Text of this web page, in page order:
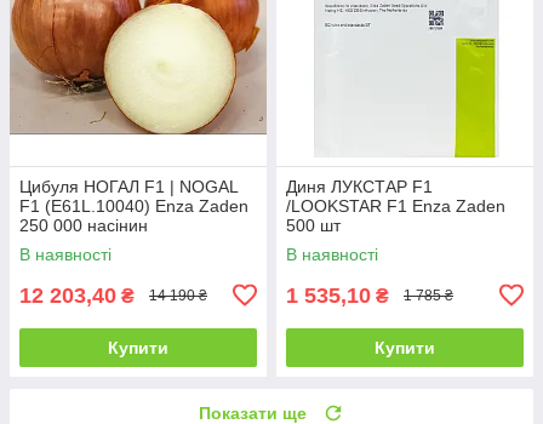
Цибуля НОГАЛ F1 | NOGAL
F1 (E61L.10040) Enza Zaden
250 000 насінин
В наявності
12 203,40 ₴ 14 190 ₴
Купити
Диня ЛУКСТАР F1
/LOOKSTAR F1 Enza Zaden
500 шт
В наявності
1 535,10 ₴ 1 785 ₴
Купити
Показати ще